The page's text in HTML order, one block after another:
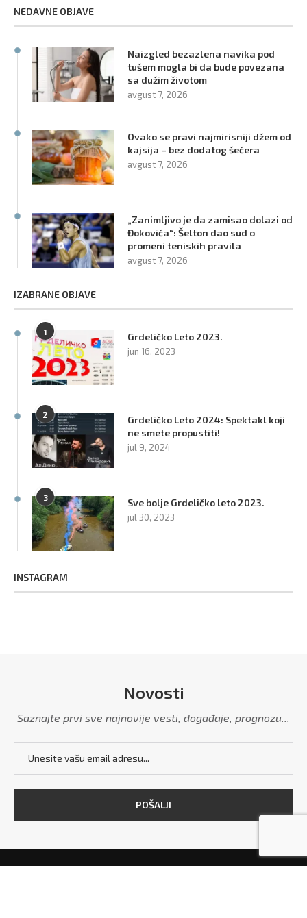
NEDAVNE OBJAVE
Naizgled bezazlena navika pod
tušem mogla bi da bude povezana
sa dužim životom
avgust 7, 2026
Ovako se pravi najmirisniji džem od
kajsija – bez dodatog šećera
avgust 7, 2026
„Zanimljivo je da zamisao dolazi od
Đokovića“: Šelton dao sud o
promeni teniskih pravila
avgust 7, 2026
IZABRANE OBJAVE
1 Grdeličko Leto 2023.
jun 16, 2023
2
Grdeličko Leto 2024: Spektakl koji
ne smete propustiti!
jul 9, 2024
3 Sve bolje Grdeličko leto 2023.
jul 30, 2023
INSTAGRAM
Novosti
Saznajte prvi sve najnovije vesti, događaje, prognozu...